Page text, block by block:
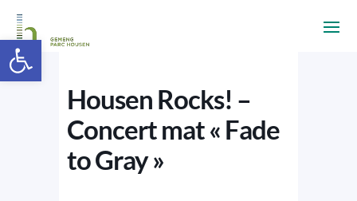
Housen Rocks! –
Concert mat « Fade
to Gray »
Ouvrir la barre d’outils